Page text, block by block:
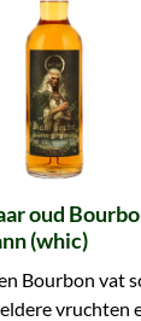
oud
(whic)
Bourbon vat
vruchten